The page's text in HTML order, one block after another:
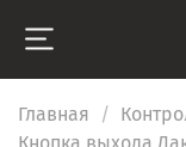
Главная